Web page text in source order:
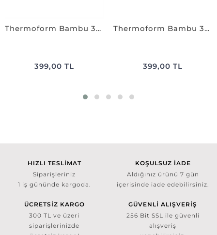
Thermoform Bambu 3Lü Patik Çorap SİYAH
399,00 TL
Thermoform Bambu 3Lü Patik Çorap BEYAZ
399,00 TL
HIZLI TESLİMAT
Siparişleriniz
1 iş gününde kargoda.
KOŞULSUZ İADE
Aldığınız ürünü 7 gün
içerisinde iade edebilirsiniz.
ÜCRETSİZ KARGO
300 TL ve üzeri
siparişlerinizde
GÜVENLİ ALIŞVERİŞ
256 Bit SSL ile güvenli
alışveriş